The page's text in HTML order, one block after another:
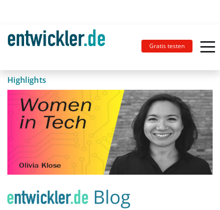
Gratis testen
Highlights